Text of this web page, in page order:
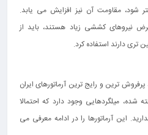
شود، مقاومت آن نیز افزایش می یابد.
نیروهای کششی زیاد هستند، باید از
تری دارند استفاده کرد.
ترین و رایج ترین آرماتورهای ایران
شده، میلگردهایی وجود دارد که احتمالا
این آرماتورها را در ادامه معرفی می